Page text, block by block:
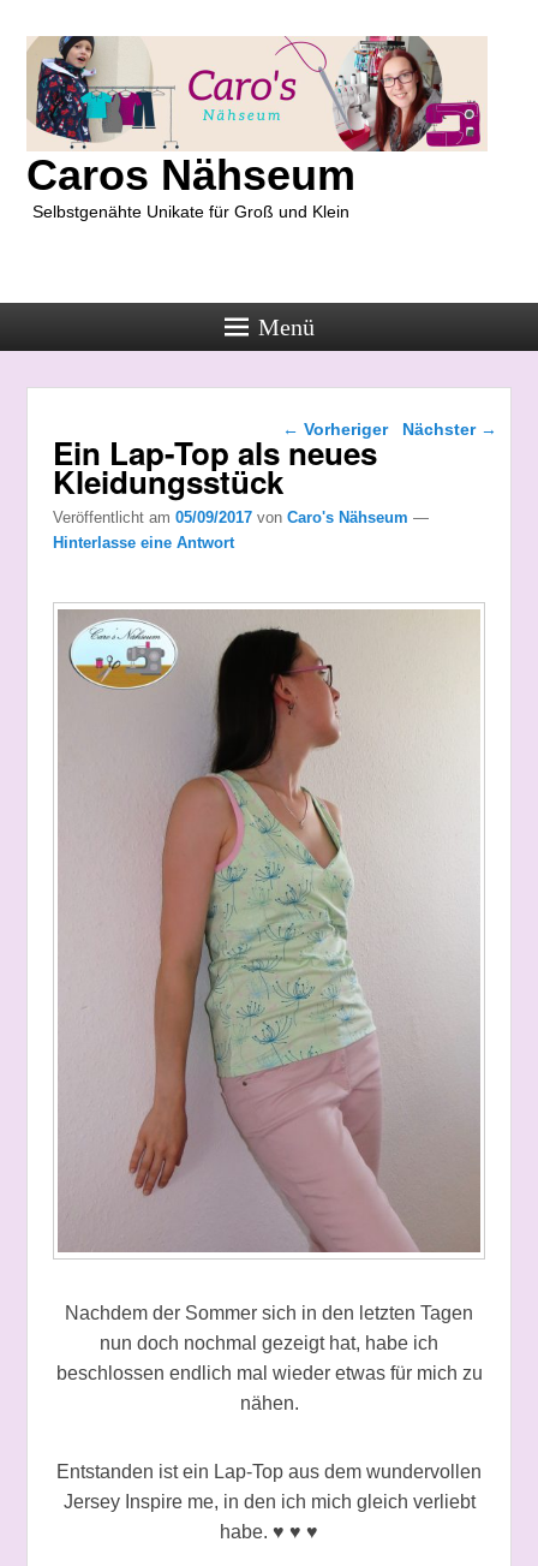
Caros Nähseum
Selbstgenähte Unikate für Groß und Klein
Menü
Beitragsnavigation
← Vorheriger Nächster →
Ein Lap-Top als neues
Kleidungsstück
Veröffentlicht am 05/09/2017 von Caro's Nähseum —
Hinterlasse eine Antwort
Nachdem der Sommer sich in den letzten Tagen
nun doch nochmal gezeigt hat, habe ich
beschlossen endlich mal wieder etwas für mich zu
nähen.
Entstanden ist ein Lap-Top aus dem wundervollen
Jersey Inspire me, in den ich mich gleich verliebt
habe. ♥ ♥ ♥